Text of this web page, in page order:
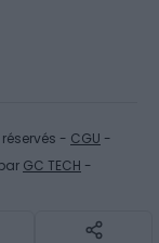
- CGU -
GC TECH -